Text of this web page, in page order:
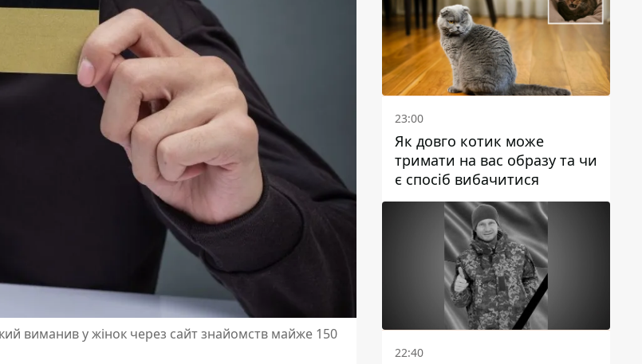
виманив у жінок через сайт знайомств майже 150
23:00
Як довго котик може
тримати на вас образу та чи
є спосіб вибачитися
22:40